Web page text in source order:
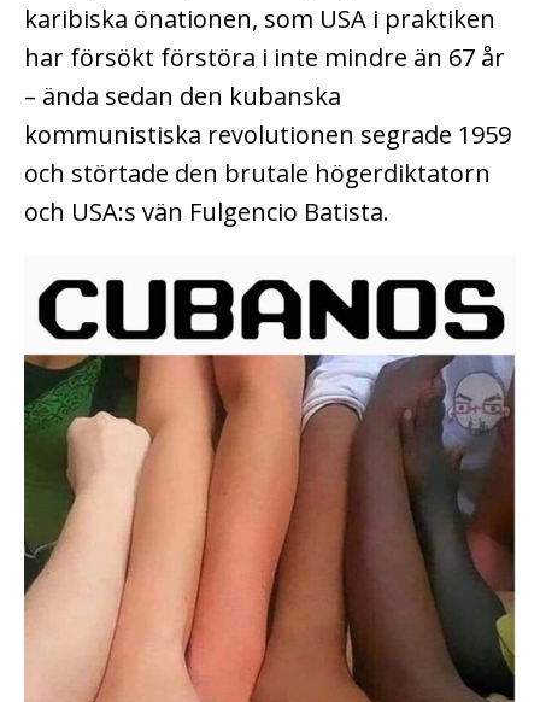
karibiska önationen, som USA i praktiken
har försökt förstöra i inte mindre än 67 år
– ända sedan den kubanska
kommunistiska revolutionen segrade 1959
och störtade den brutale högerdiktatorn
och USA:s vän Fulgencio Batista.